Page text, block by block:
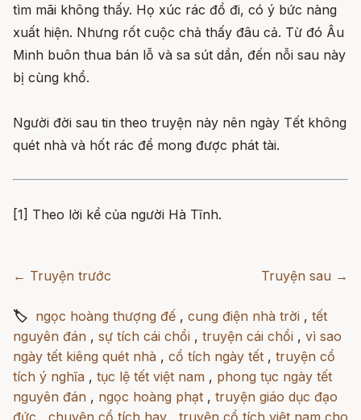
tìm mãi không thấy. Họ xúc rác đổ đi, có ý bức nàng
xuất hiện. Nhưng rốt cuộc chả thấy đâu cả. Từ đó Âu
Minh buôn thua bán lỗ và sa sút dần, đến nỗi sau này
bị cùng khổ.
Người đời sau tin theo truyện này nên ngày Tết không
quét nhà và hốt rác để mong được phát tài.
[1] Theo lời kể của người Hà Tĩnh.
← Truyện trước Truyện sau →
🏷 ngọc hoàng thượng đế , cung điện nhà trời , tết
nguyên đán , sự tích cái chổi , truyện cái chổi , vì sao
ngày tết kiêng quét nhà , cổ tích ngày tết , truyện cổ
tích ý nghĩa , tục lệ tết việt nam , phong tục ngày tết
nguyên đán , ngọc hoàng phạt , truyện giáo dục đạo
đức , chuyện cổ tích hay , truyện cổ tích việt nam cho